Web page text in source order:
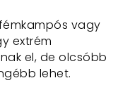
vagy
extrém
el, de olcsóbb
lehet.